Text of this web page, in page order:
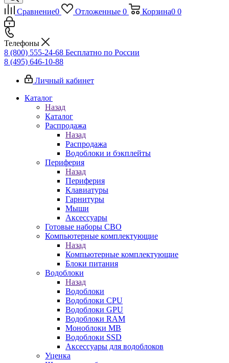
Сравнение0 Отложенные 0 Корзина0 0
Телефоны
8 (800) 555-24-68 Бесплатно по России
8 (495) 646-10-88
Личный кабинет
Каталог
Назад
Каталог
Распродажа
Назад
Распродажа
Водоблоки и бэкплейты
Периферия
Назад
Периферия
Клавиатуры
Гарнитуры
Мыши
Аксессуары
Готовые наборы СВО
Компьютерные комплектующие
Назад
Компьютерные комплектующие
Блоки питания
Водоблоки
Назад
Водоблоки
Водоблоки CPU
Водоблоки GPU
Водоблоки RAM
Моноблоки MB
Водоблоки SSD
Аксессуары для водоблоков
Уценка